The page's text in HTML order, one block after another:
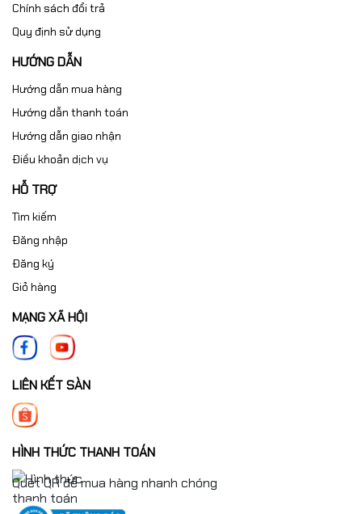
Chính sách đổi trả
Quy định sử dụng
HƯỚNG DẪN
Hướng dẫn mua hàng
Hướng dẫn thanh toán
Hướng dẫn giao nhận
Điều khoản dịch vụ
HỖ TRỢ
Tìm kiếm
Đăng nhập
Đăng ký
Giỏ hàng
MẠNG XÃ HỘI
LIÊN KẾT SÀN
HÌNH THỨC THANH TOÁN
Quét QR để mua hàng nhanh chóng